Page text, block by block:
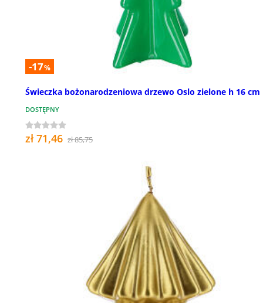
-17%
Świeczka bożonarodzeniowa drzewo Oslo zielone h 16 cm
DOSTĘPNY
zł 71,46 zł 85,75